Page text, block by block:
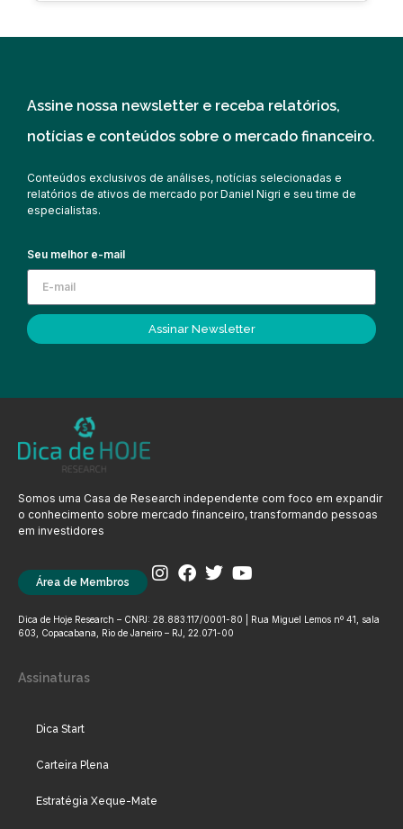
Assine nossa newsletter e receba relatórios,
notícias e conteúdos sobre o mercado financeiro.
Conteúdos exclusivos de análises, notícias selecionadas e
relatórios de ativos de mercado por Daniel Nigri e seu time de
especialistas.
Seu melhor e-mail
Assinar Newsletter
Somos uma Casa de Research independente com foco em expandir
o conhecimento sobre mercado financeiro, transformando pessoas
em investidores
Área de Membros
Dica de Hoje Research – CNPJ: 28.883.117/0001-80 | Rua Miguel Lemos nº 41, sala
603, Copacabana, Rio de Janeiro – RJ, 22.071-00
Assinaturas
Dica Start
Carteira Plena
Estratégia Xeque-Mate